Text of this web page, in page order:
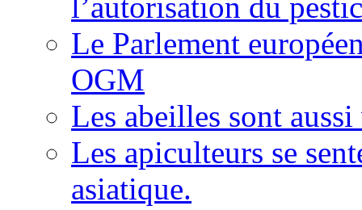
Le Parlement
OGM
Les abeilles sont
Les apiculteurs se
asiatique.